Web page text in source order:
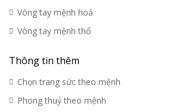
Vòng tay mệnh hoả
Vòng tay mệnh thổ
Thông tin thêm
Chọn trang sức theo mệnh
Phong thuỷ theo mệnh